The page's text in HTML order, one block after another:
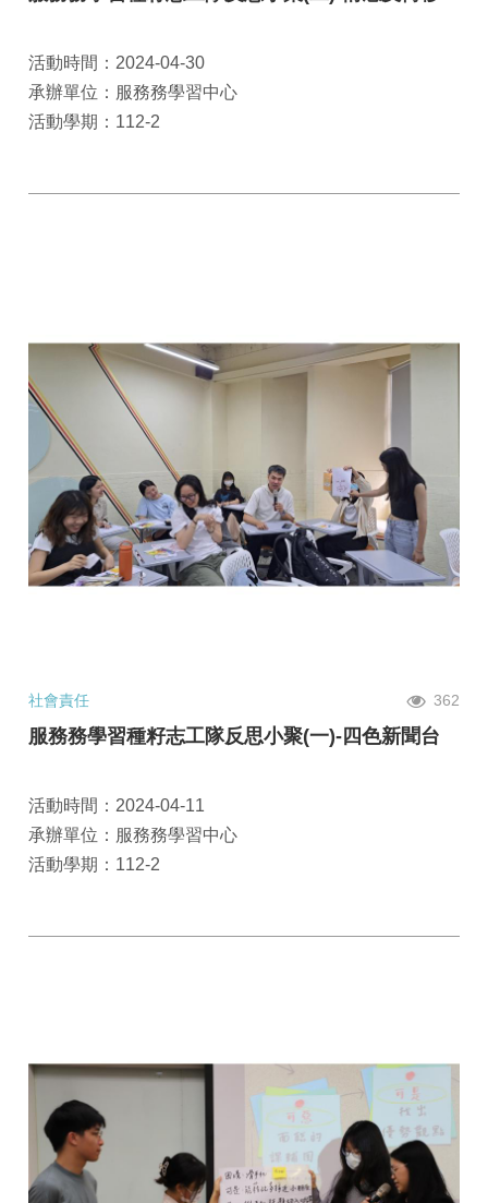
活動時間：2024-04-30
承辦單位：服務務學習中心
活動學期：112-2
社會責任 362
服務務學習種籽志工隊反思小聚(一)-四色新聞台
活動時間：2024-04-11
承辦單位：服務務學習中心
活動學期：112-2